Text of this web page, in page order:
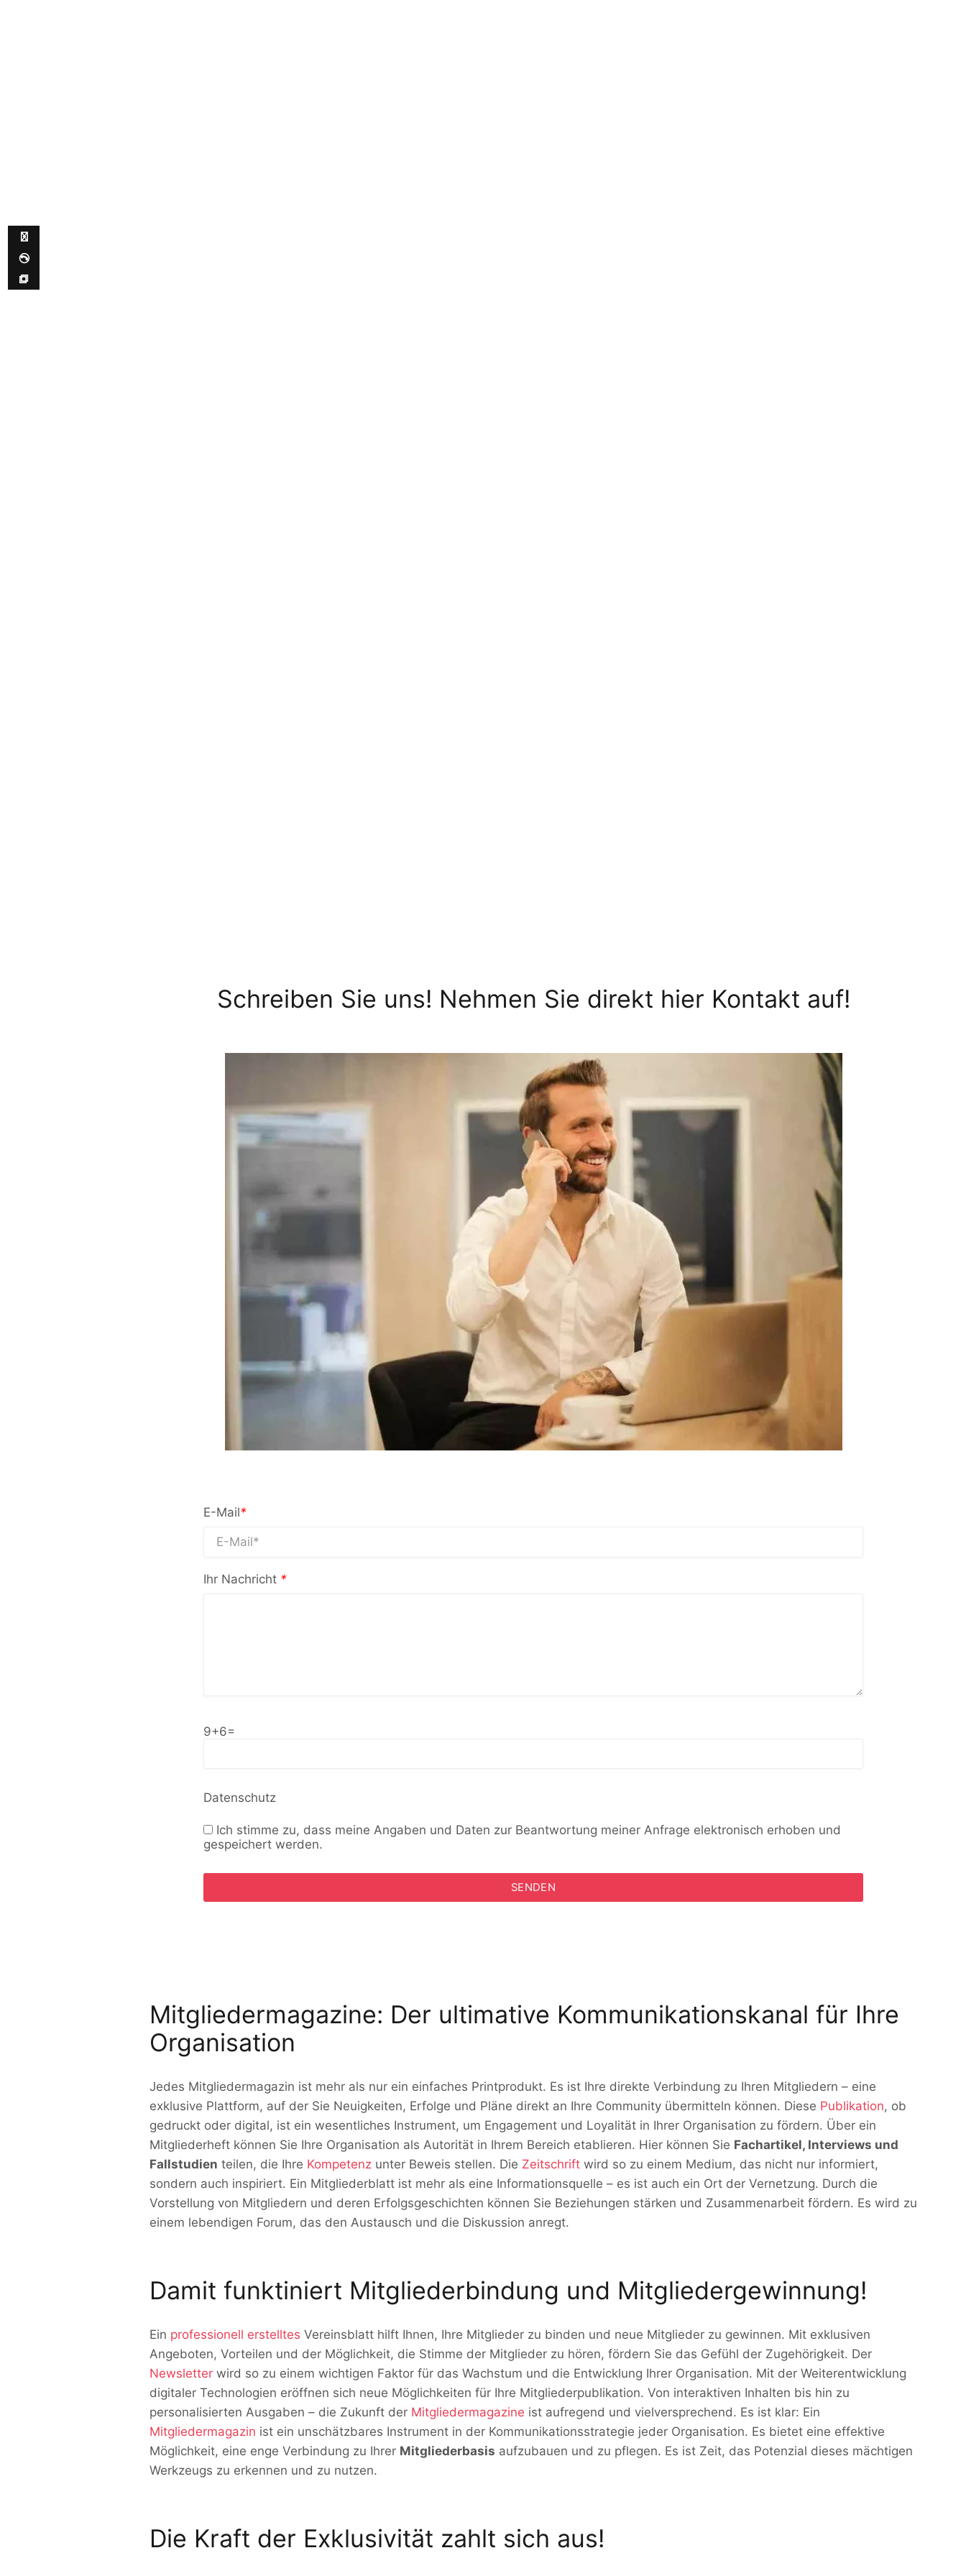
Schreiben Sie uns! Nehmen Sie direkt hier Kontakt auf!
E-Mail*
Ihr Nachricht *
9+6=
Datenschutz
Ich stimme zu, dass meine Angaben und Daten zur Beantwortung meiner Anfrage elektronisch erhoben und
gespeichert werden.
Mitgliedermagazine: Der ultimative Kommunikationskanal für Ihre
Organisation
Jedes Mitgliedermagazin ist mehr als nur ein einfaches Printprodukt. Es ist Ihre direkte Verbindung zu Ihren Mitgliedern – eine
exklusive Plattform, auf der Sie Neuigkeiten, Erfolge und Pläne direkt an Ihre Community übermitteln können. Diese Publikation, ob
gedruckt oder digital, ist ein wesentliches Instrument, um Engagement und Loyalität in Ihrer Organisation zu fördern. Über ein
Mitgliederheft können Sie Ihre Organisation als Autorität in Ihrem Bereich etablieren. Hier können Sie Fachartikel, Interviews und
Fallstudien teilen, die Ihre Kompetenz unter Beweis stellen. Die Zeitschrift wird so zu einem Medium, das nicht nur informiert,
sondern auch inspiriert. Ein Mitgliederblatt ist mehr als eine Informationsquelle – es ist auch ein Ort der Vernetzung. Durch die
Vorstellung von Mitgliedern und deren Erfolgsgeschichten können Sie Beziehungen stärken und Zusammenarbeit fördern. Es wird zu
einem lebendigen Forum, das den Austausch und die Diskussion anregt.
Damit funktiniert Mitgliederbindung und Mitgliedergewinnung!
Ein professionell erstelltes Vereinsblatt hilft Ihnen, Ihre Mitglieder zu binden und neue Mitglieder zu gewinnen. Mit exklusiven
Angeboten, Vorteilen und der Möglichkeit, die Stimme der Mitglieder zu hören, fördern Sie das Gefühl der Zugehörigkeit. Der
Newsletter wird so zu einem wichtigen Faktor für das Wachstum und die Entwicklung Ihrer Organisation. Mit der Weiterentwicklung
digitaler Technologien eröffnen sich neue Möglichkeiten für Ihre Mitgliederpublikation. Von interaktiven Inhalten bis hin zu
personalisierten Ausgaben – die Zukunft der Mitgliedermagazine ist aufregend und vielversprechend. Es ist klar: Ein
Mitgliedermagazin ist ein unschätzbares Instrument in der Kommunikationsstrategie jeder Organisation. Es bietet eine effektive
Möglichkeit, eine enge Verbindung zu Ihrer Mitgliederbasis aufzubauen und zu pflegen. Es ist Zeit, das Potenzial dieses mächtigen
Werkzeugs zu erkennen und zu nutzen.
Die Kraft der Exklusivität zahlt sich aus!
✉ ✆ ⧉